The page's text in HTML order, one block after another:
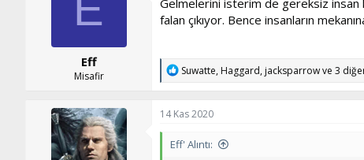
Eff
Misafir
Gelmelerini isterim de gereksiz insan
falan çıkıyor. Bence insanların
T
p
i
e
Suwatte,Haggard,jacksparrowve 3
14 Kas 2020
Eff' Alıntı: